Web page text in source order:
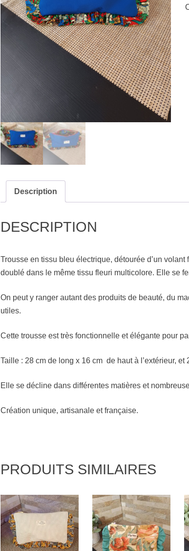
Description
DESCRIPTION
Trousse en tissu bleu électrique, détourée d’un volant
doublé dans le même tissu fleuri multicolore. Elle se
On peut y ranger autant des produits de beauté, du
utiles.
Cette trousse est très fonctionnelle et élégante pour
Taille : 28 cm de long x 16 cm de haut à l’extérieur, et
Elle se décline dans différentes matières et
Création unique, artisanale et française.
PRODUITS SIMILAIRES